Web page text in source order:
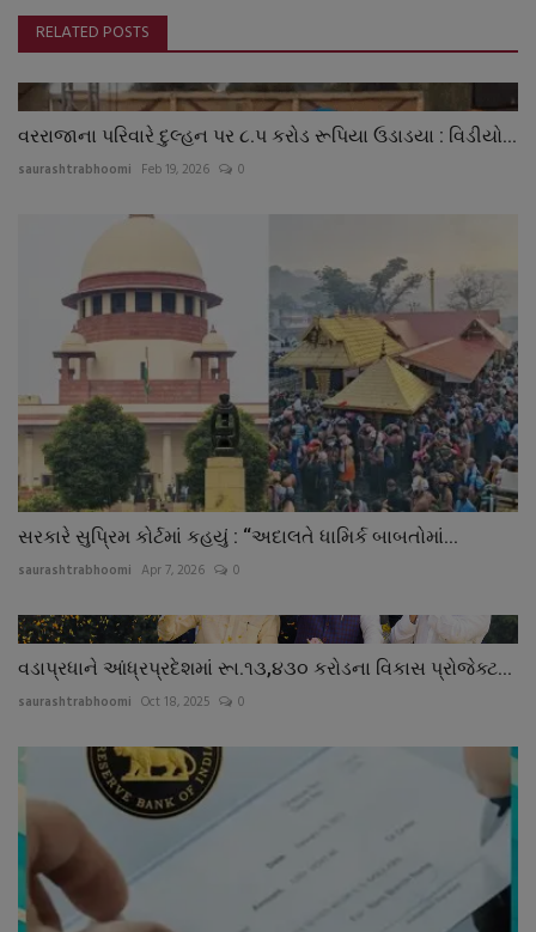
RELATED POSTS
વરરાજાના પરિવારે દુલ્હન પર ૮.પ કરોડ રૂપિયા ઉડાડયા : વિડીયો...
saurashtrabhoomi Feb 19, 2026 0
સરકારે સુપ્રિમ કોર્ટમાં કહયું : ‘‘અદાલતે ધામિર્ક બાબતોમાં...
saurashtrabhoomi Apr 7, 2026 0
વડાપ્રધાને આંધ્રપ્રદેશમાં રૂા.૧૩,૪૩૦ કરોડના વિકાસ પ્રોજેક્ટ...
saurashtrabhoomi Oct 18, 2025 0